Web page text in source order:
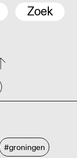
Zoek
#groningen